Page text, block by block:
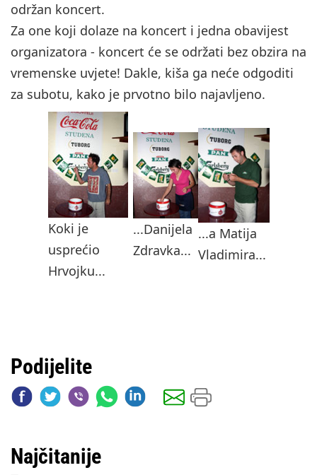
održan koncert.
Za one koji dolaze na koncert i jedna obavijest
organizatora - koncert će se održati bez obzira na
vremenske uvjete! Dakle, kiša ga neće odgoditi
za subotu, kako je prvotno bilo najavljeno.
Koki je
usprećio
Hrvojku...
...Danijela
Zdravka...
...a Matija
Vladimira...
Podijelite
Najčitanije